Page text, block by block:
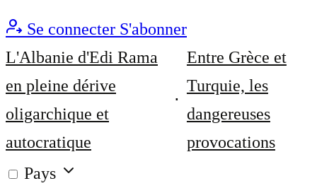
Se connecter S'abonner
L'Albanie d'Edi Rama
en pleine dérive
oligarchique et
autocratique
Entre Grèce et
Turquie, les
dangereuses
provocations
Pays